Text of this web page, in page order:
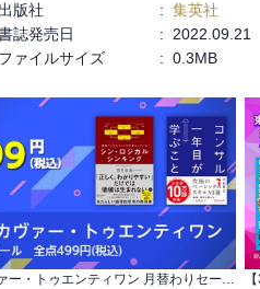
出版社 : 集英社
誌発売日 :
2022.09.21
ファイルサイズ : 0.3MB
ディスカヴァー・トゥエンティワン 月替わりセール 全点499円(税込)